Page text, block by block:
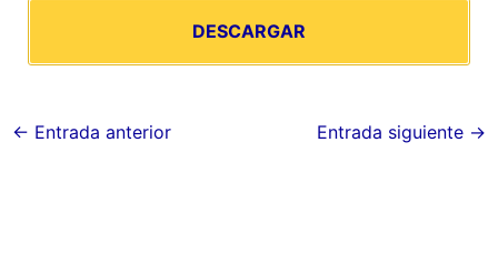
DESCARGAR
← Entrada anterior Entrada siguiente →